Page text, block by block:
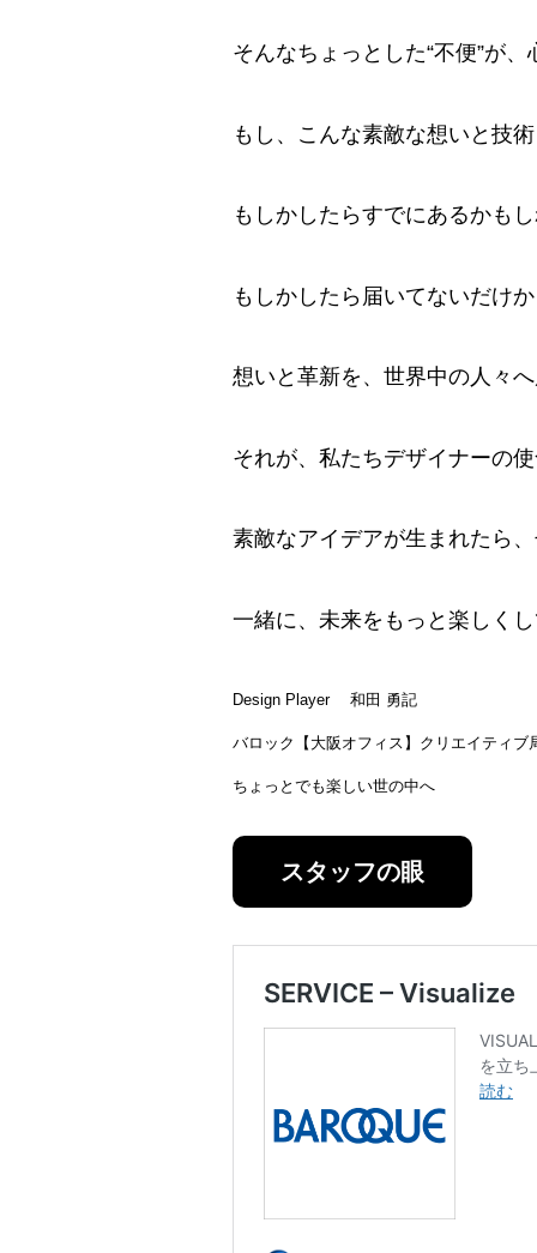
そんなちょっとした“不便”が
もし、こんな素敵な想いと技
もしかしたらすでにあるかも
もしかしたら届いてないだけ
想いと革新を、世界中の人々
それが、私たちデザイナーの
素敵なアイデアが生まれたら
一緒に、未来をもっと楽しく
Design Player 和田 勇記
バロック【大阪オフィス】クリエイティブ
ちょっとでも楽しい世の中へ
スタッフの眼